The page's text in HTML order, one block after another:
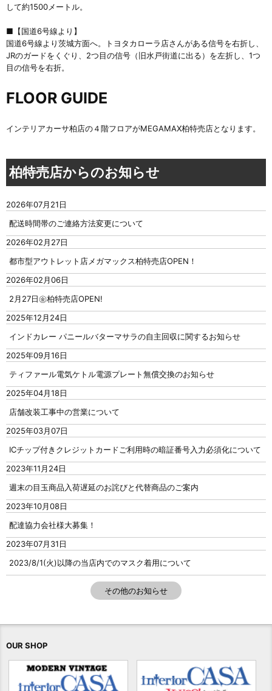
して約1500メートル。
■ 【国道6号線より】
国道6号線より茨城方面へ。トヨタカローラ店さんがある信号を右折し、
JRのガードをくぐり、2つ目の信号（旧水戸街道に出る）を左折し、1つ
目の信号を右折。
FLOOR GUIDE
インテリアカーサ柏店の４階フロアがMEGAMAX柏特売店となります。
柏特売店からのお知らせ
2026年07月21日
配送時間帯のご連絡方法変更について
2026年02月27日
都市型アウトレット店メガマックス柏特売店OPEN！
2026年02月06日
2月27日㊎柏特売店OPEN!
2025年12月24日
インドカレー パニールバターマサラの自主回収に関するお知らせ
2025年09月16日
ティファール電気ケトル電源プレート無償交換のお知らせ
2025年04月18日
店舗改装工事中の営業について
2025年03月07日
ICチップ付きクレジットカードご利用時の暗証番号入力必須化について
2023年11月24日
週末の目玉商品入荷遅延のお詫びと代替商品のご案内
2023年10月08日
配達協力会社様大募集！
2023年07月31日
2023/8/1(火)以降の当店内でのマスク着用について
その他のお知らせ
OUR SHOP